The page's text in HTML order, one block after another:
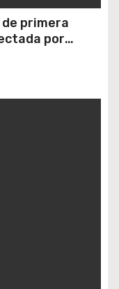
primera
por